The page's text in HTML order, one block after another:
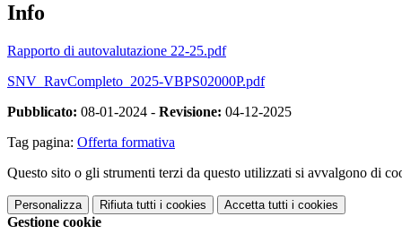
Info
Rapporto di autovalutazione 22-25.pdf
SNV_RavCompleto_2025-VBPS02000P.pdf
Pubblicato: 08-01-2024 - Revisione: 04-12-2025
Tag pagina: Offerta formativa
Questo sito o gli strumenti terzi da questo utilizzati si avvalgono di
Personalizza Rifiuta tutti i cookies Accetta tutti i cookies
Gestione cookie